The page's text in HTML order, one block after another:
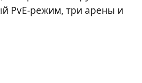
PvE-режим, три арены и